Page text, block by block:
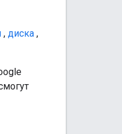
, диска ,